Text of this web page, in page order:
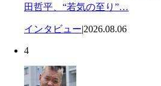
田哲平、“若気の至り”…
インタビュー|2026.08.06
4